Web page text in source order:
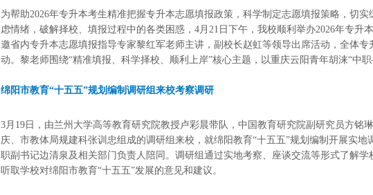
为帮助2026年专升本考生精准把握专升本志愿填报政策，科学制定志愿填报策略，切
虑情绪，破解择校、填报过程中的各类困惑，4月21日下午，我校顺利举办2026年专升
邀省内专升本志愿填报指导专家黎红军老师主讲，副校长赵虹等领导出席活动，全体专
动。黎老师围绕“精准填报、科学择校、顺利上岸”核心主题，以重庆云阳青年胡涞“
绵阳市教育“十五五”规划编制调研组来校考察调研
3月19日，由兰州大学高等教育研究院教授卢彩晨带队，中国教育研究院副研究员方铭
庆、市教体局规建科张训忠组成的调研组来校，就绵阳教育“十五五”规划编制开展实地
职副书记边清泉及相关部门负责人陪同。调研组通过实地考察、座谈交流等形式了解学
听取学校对绵阳市教育“十五五”发展的意见和建议。